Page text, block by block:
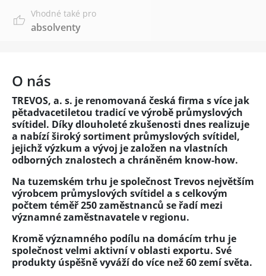
Vhodné také pro
absolventy
O nás
TREVOS, a. s. je renomovaná česká firma s více jak
pětadvacetiletou tradicí ve výrobě průmyslových
svítidel. Díky dlouholeté zkušenosti dnes realizuje
a nabízí široký sortiment průmyslových svítidel,
jejichž výzkum a vývoj je založen na vlastních
odborných znalostech a chráněném know-how.
Na tuzemském trhu je společnost Trevos největším
výrobcem průmyslových svítidel a s celkovým
počtem téměř 250 zaměstnanců se řadí mezi
významné zaměstnavatele v regionu.
Kromě významného podílu na domácím trhu je
společnost velmi aktivní v oblasti exportu. Své
produkty úspěšně vyváží do více než 60 zemí světa.